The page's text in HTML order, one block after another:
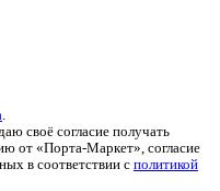
.
своё согласие получать
от «Порта-Маркет», согласие
в соответствии с политикой